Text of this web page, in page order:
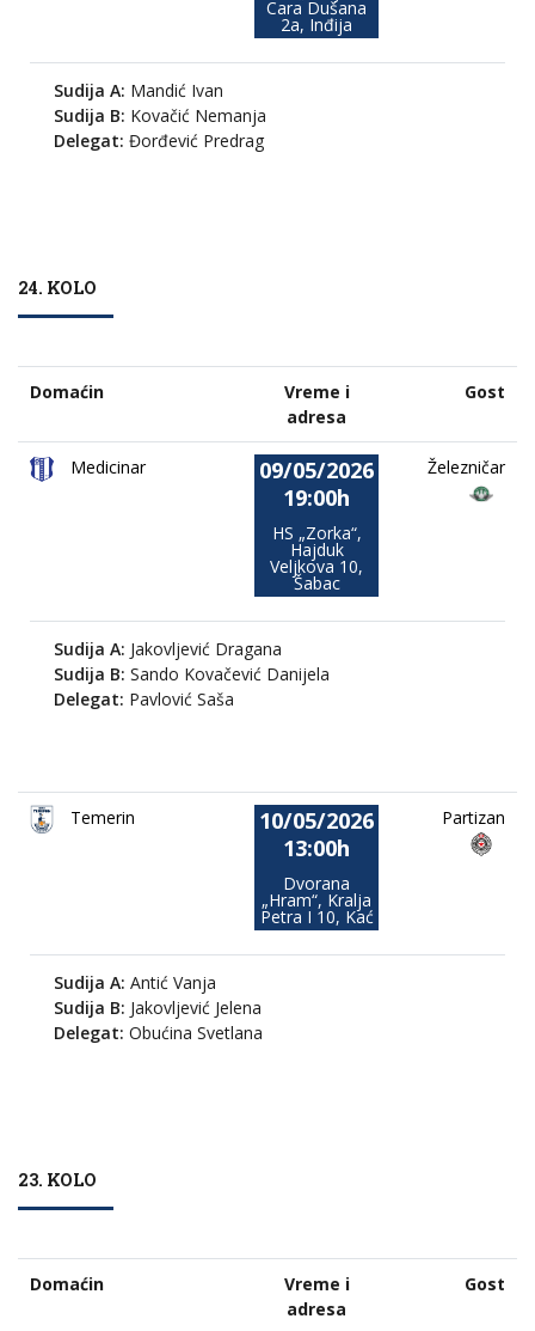
Cara Dušana
2a, Inđija
Sudija A: Mandić Ivan
Sudija B: Kovačić Nemanja
Delegat: Đorđević Predrag
24. KOLO
Domaćin
Vreme i
adresa
Gost
Medicinar
09/05/2026
19:00h
HS „Zorka“,
Hajduk
Veljkova 10,
Šabac
Železničar
Sudija A: Jakovljević Dragana
Sudija B: Sando Kovačević Danijela
Delegat: Pavlović Saša
Temerin
10/05/2026
13:00h
Dvorana
„Hram“, Kralja
Petra I 10, Kać
Partizan
Sudija A: Antić Vanja
Sudija B: Jakovljević Jelena
Delegat: Obućina Svetlana
23. KOLO
Domaćin
Vreme i
adresa
Gost